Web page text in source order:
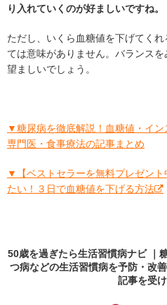
り入れていくのが好ましいですね。
ただし、いくら血糖値を下げてく
ては意味がありません。バランス
望ましいでしょう。
▼糖尿病を徹底解説！血糖値・イ
専門医・食事療法の記事まとめ
▼【ベストセラーを無料プレゼン
たい！３日で血糖値を下げる方法
50歳を過ぎたら生活習慣病ナビ ｜
つ病などの生活習慣病を予防・改
記事を受